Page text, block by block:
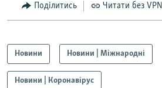
Поділитись Читати без VPN
Новини Новини | Міжнародні
Новини | Коронавірус